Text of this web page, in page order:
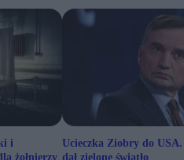
i
żołnierzy
Ucieczka Ziobry do USA.
dał zielone światło